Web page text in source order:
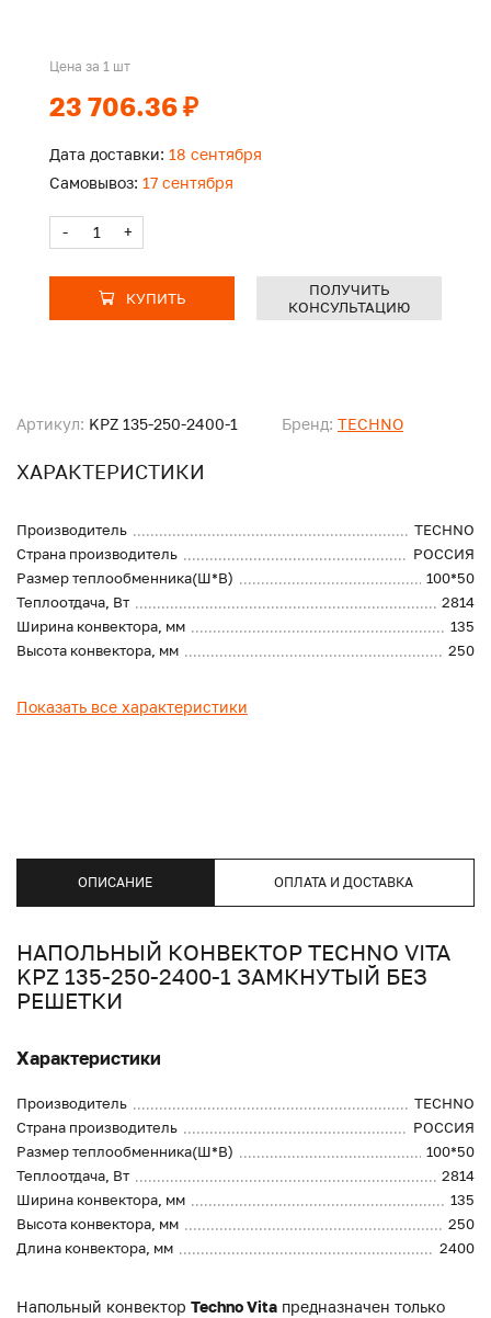
Артикул: KPZ 135-250-2400-1 Бренд: TECHNO
ХАРАКТЕРИСТИКИ
Производитель
TECHNO
Страна производитель
РОССИЯ
Размер теплообменника(Ш*В)
100*50
Теплоотдача, Вт
2814
Ширина конвектора, мм
135
Высота конвектора, мм
250
Показать все характеристики
Цена за 1 шт
23 706.36 ₽
Дата доставки: 18 сентября
Самовывоз: 17 сентября
- +
КУПИТЬ
ПОЛУЧИТЬ
КОНСУЛЬТАЦИЮ
ОПИСАНИЕ ОПЛАТА И ДОСТАВКА
НАПОЛЬНЫЙ КОНВЕКТОР TECHNO VITA
KPZ 135-250-2400-1 ЗАМКНУТЫЙ БЕЗ
РЕШЕТКИ
Характеристики
Производитель
TECHNO
Страна производитель
РОССИЯ
Размер теплообменника(Ш*В)
100*50
Теплоотдача, Вт
2814
Ширина конвектора, мм
135
Высота конвектора, мм
250
Длина конвектора, мм
2400
Напольный конвектор Techno Vita предназначен только